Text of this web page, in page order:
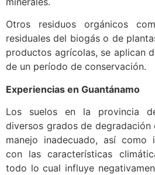
Otros residuos orgánicos
residuales del biogás o de
productos agrícolas, se aplican
de un período de conservación.
Experiencias en Guantánamo
Los suelos en la provincia
diversos grados de degradación
manejo inadecuado, así como
con las características
todo lo cual influye